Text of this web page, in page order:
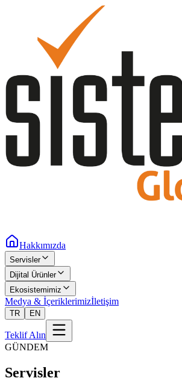
Hakkımızda
Servisler
Dijital Ürünler
Ekosistemimiz
Medya & İçeriklerimizİletişim
TR EN
Teklif Alın
GÜNDEM
Servisler